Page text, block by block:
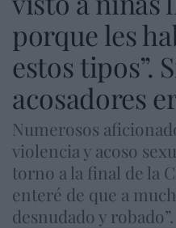
porque les
estos tipos”.
acosadores
Numerosos
violencia y acoso
torno a la final de la
enteré de que a
desnudado y robado”.